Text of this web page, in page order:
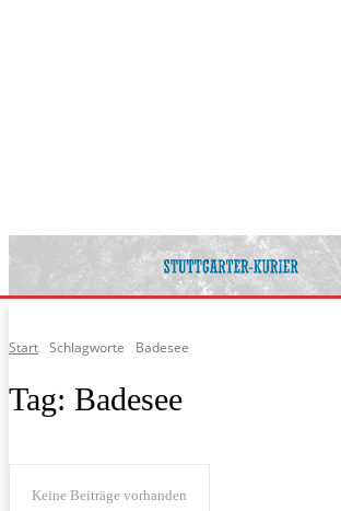
Start Schlagworte Badesee
Tag: Badesee
Keine Beiträge vorhanden